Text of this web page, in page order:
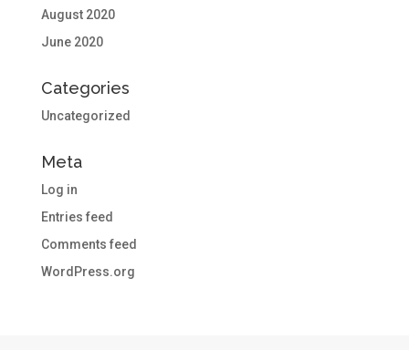
August 2020
June 2020
Categories
Uncategorized
Meta
Log in
Entries feed
Comments feed
WordPress.org